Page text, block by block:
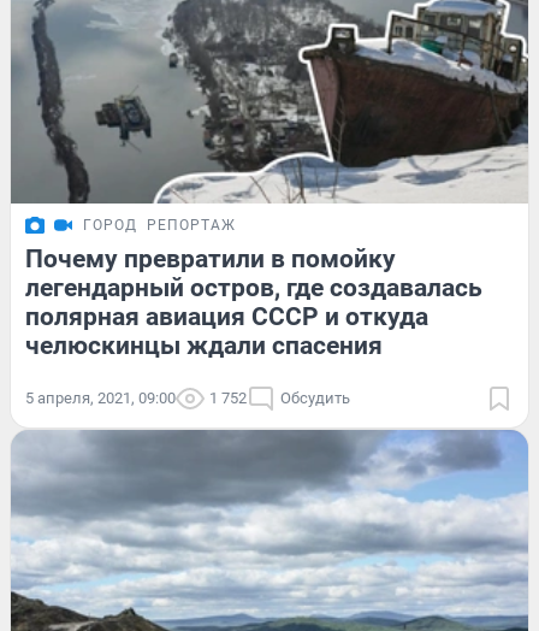
ГОРОД РЕПОРТАЖ
Почему превратили в помойку
легендарный остров, где создавалась
полярная авиация СССР и откуда
челюскинцы ждали спасения
5 апреля, 2021, 09:00 1 752 Обсудить